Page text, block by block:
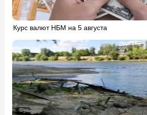
Курс валют НБМ на 5 августа